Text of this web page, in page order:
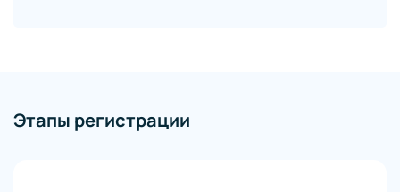
Этапы регистрации